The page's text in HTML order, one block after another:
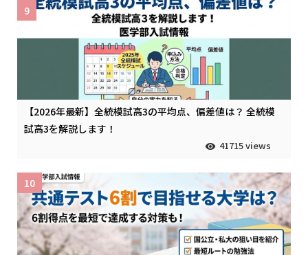
【2026年最新】全統模試高3の平均点、偏差値は？ 全統模
試高3を解説します！
41715 views
9
10